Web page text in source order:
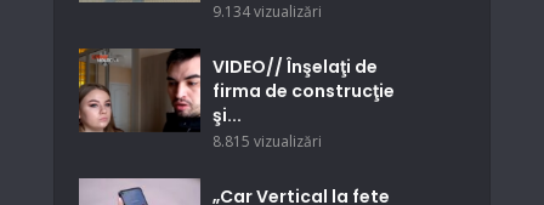
9.134 vizualizări
VIDEO// Înşelaţi de
firma de construcţie
şi...
8.815 vizualizări
„Car Vertical la fete